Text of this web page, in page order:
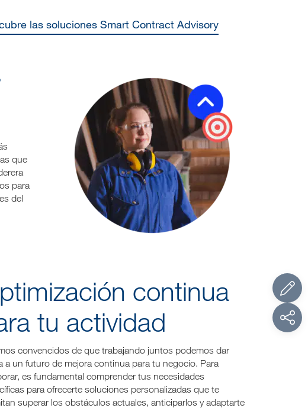
las soluciones Smart Contract Advisory
que
para
del
continua
tu actividad
convencidos de que trabajando juntos podemos dar
a un futuro de mejora continua para tu negocio. Para
es fundamental comprender tus necesidades
para ofrecerte soluciones personalizadas que te
superar los obstáculos actuales, anticiparlos y adaptarte